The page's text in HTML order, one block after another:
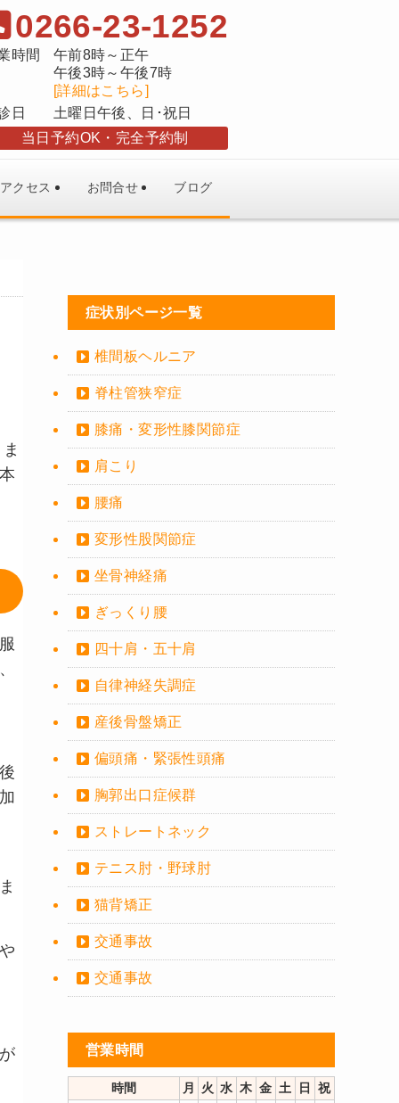
0266-23-1252
時間
午前8時～正午
午後3時～午後7時
[詳細はこちら]
日
土曜日午後、日･祝日
当日予約OK
完全予約制
アクセス お問合せ ブログ
症状別ページ一覧
椎間板ヘルニア
脊柱管狭窄症
膝痛・変形性膝関節症
肩こり
腰痛
変形性股関節症
坐骨神経痛
ぎっくり腰
四十肩・五十肩
自律神経失調症
産後骨盤矯正
偏頭痛・緊張性頭痛
胸郭出口症候群
ストレートネック
テニス肘・野球肘
猫背矯正
交通事故
交通事故
営業時間
時間 月 火 水 木 金 土 日
祝